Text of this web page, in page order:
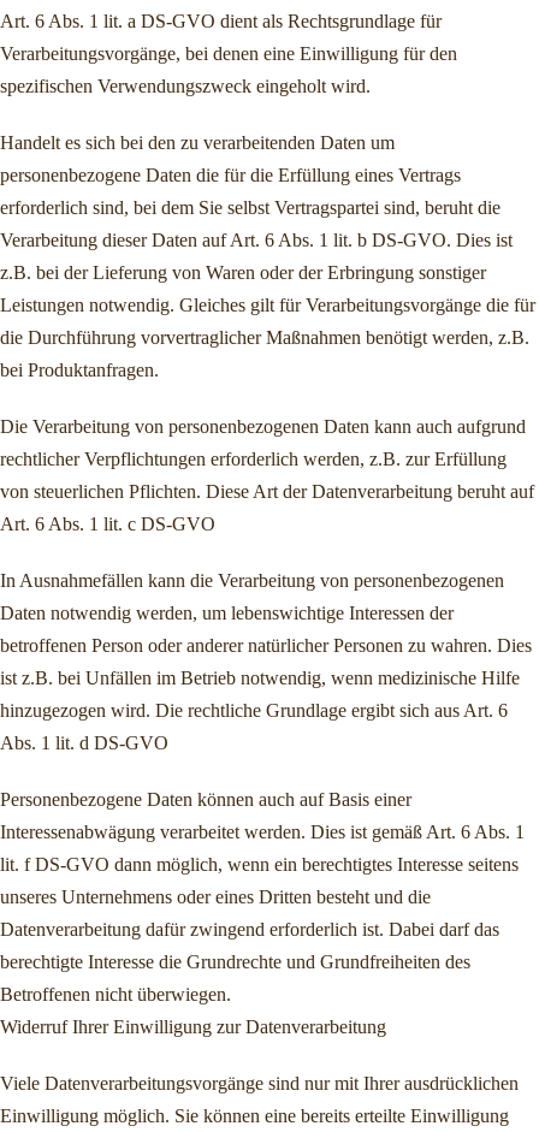
Art. 6 Abs. 1 lit. a DS-GVO dient als Rechtsgrundlage für
Verarbeitungsvorgänge, bei denen eine Einwilligung für den
spezifischen Verwendungszweck eingeholt wird.
Handelt es sich bei den zu verarbeitenden Daten um
personenbezogene Daten die für die Erfüllung eines Vertrags
erforderlich sind, bei dem Sie selbst Vertragspartei sind, beruht die
Verarbeitung dieser Daten auf Art. 6 Abs. 1 lit. b DS-GVO. Dies ist
z.B. bei der Lieferung von Waren oder der Erbringung sonstiger
Leistungen notwendig. Gleiches gilt für Verarbeitungsvorgänge die für
die Durchführung vorvertraglicher Maßnahmen benötigt werden, z.B.
bei Produktanfragen.
Die Verarbeitung von personenbezogenen Daten kann auch aufgrund
rechtlicher Verpflichtungen erforderlich werden, z.B. zur Erfüllung
von steuerlichen Pflichten. Diese Art der Datenverarbeitung beruht auf
Art. 6 Abs. 1 lit. c DS-GVO
In Ausnahmefällen kann die Verarbeitung von personenbezogenen
Daten notwendig werden, um lebenswichtige Interessen der
betroffenen Person oder anderer natürlicher Personen zu wahren. Dies
ist z.B. bei Unfällen im Betrieb notwendig, wenn medizinische Hilfe
hinzugezogen wird. Die rechtliche Grundlage ergibt sich aus Art. 6
Abs. 1 lit. d DS-GVO
Personenbezogene Daten können auch auf Basis einer
Interessenabwägung verarbeitet werden. Dies ist gemäß Art. 6 Abs. 1
lit. f DS-GVO dann möglich, wenn ein berechtigtes Interesse seitens
unseres Unternehmens oder eines Dritten besteht und die
Datenverarbeitung dafür zwingend erforderlich ist. Dabei darf das
berechtigte Interesse die Grundrechte und Grundfreiheiten des
Betroffenen nicht überwiegen.
Widerruf Ihrer Einwilligung zur Datenverarbeitung
Viele Datenverarbeitungsvorgänge sind nur mit Ihrer ausdrücklichen
Einwilligung möglich. Sie können eine bereits erteilte Einwilligung